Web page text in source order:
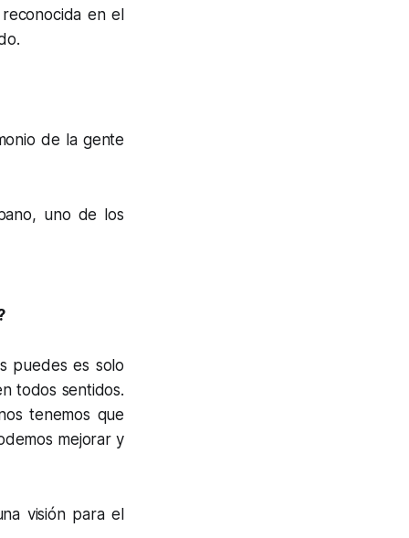
en el
de la gente
uno de los
puedes es solo
todos sentidos.
tenemos que
mejorar y
visión para el